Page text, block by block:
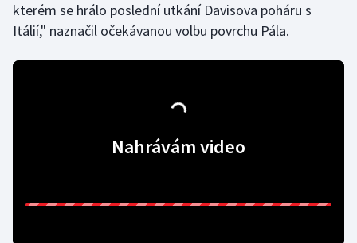
kterém se hrálo poslední utkání Davisova poháru s
Itálií," naznačil očekávanou volbu povrchu Pála.
Nahrávám video